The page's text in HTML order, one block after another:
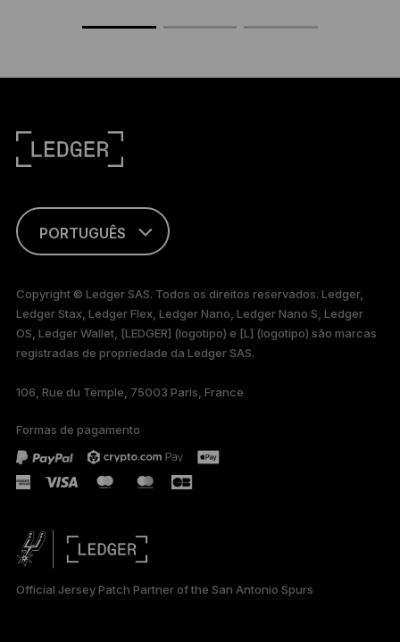
PORTUGUÊS
FRANÇAIS
TÜRKÇE
DEUTSCH
ESPAÑOL
РУССКИЙ
日本語
Copyright © Ledger SAS. Todos os direitos reservados. Ledger,
Ledger Stax, Ledger Flex, Ledger Nano, Ledger Nano S, Ledger
OS, Ledger Wallet, [LEDGER] (logotipo) e [L] (logotipo) são marcas
registradas de propriedade da Ledger SAS.
106, Rue du Temple, 75003 Paris, France
Formas de pagamento
Official Jersey Patch Partner of the San Antonio Spurs